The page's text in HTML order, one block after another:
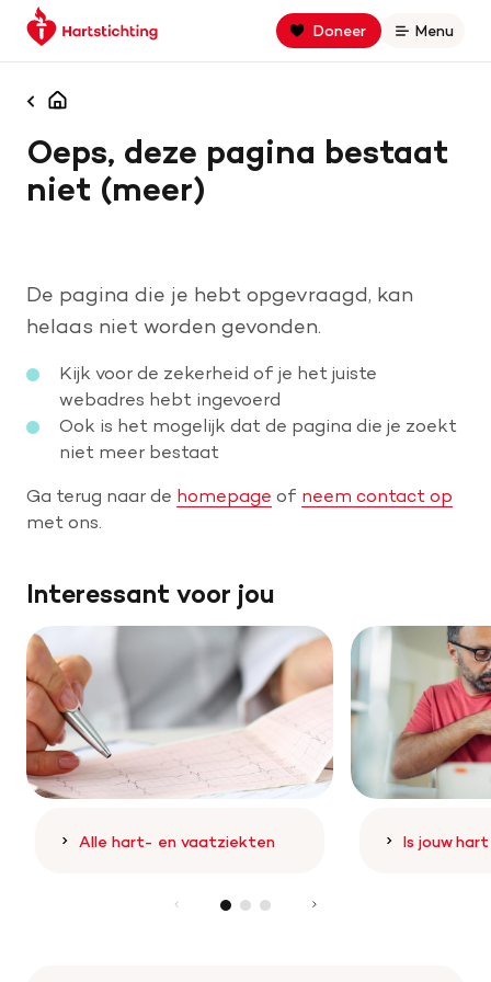
Spring
naar
Spring
naar
navigatie
Keer
terug
de
Doneer
Open
Menu
Zoek binnen hartstichting.nl
Zoeken
Home
Oorzaken
Is jouw hart gezond?
Help mee met geld
Leven met
Wetenschappelijk onderzoek
Doneer
Homepagina
Oeps, deze pagina bestaat
niet (meer)
De pagina die je hebt opgevraagd, kan
helaas niet worden gevonden.
Kijk voor de zekerheid of je het juiste
webadres hebt ingevoerd
Ook is het mogelijk dat de pagina die je zoekt
niet meer bestaat
Ga terug naar de homepage of neem contact op
met ons.
Interessant voor jou
Alle hart- en vaatziekten Is jouw